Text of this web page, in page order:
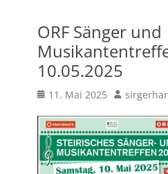
ORF Sänger und
10.05.2025
Posted
11. Mai 2025 Author